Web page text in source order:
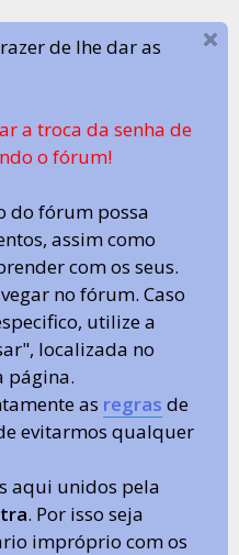
de lhe dar as
a troca da senha de
o fórum!
do fórum possa
assim como
com os seus.
no fórum. Caso
utilize a
localizada no
página.
as regras de
evitarmos qualquer
aqui unidos pela
. Por isso seja
impróprio com os